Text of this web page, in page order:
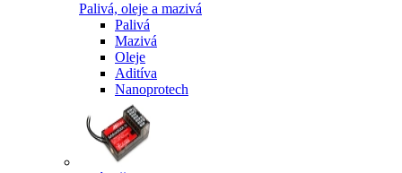
Palivá, oleje a mazivá
Palivá
Mazivá
Oleje
Aditíva
Nanoprotech